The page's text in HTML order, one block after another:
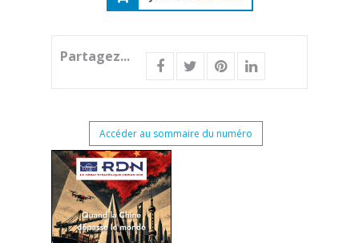
Partagez...
Accéder au sommaire du numéro